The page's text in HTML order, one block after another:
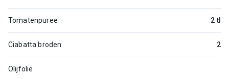
Tomatenpuree 2 tl
Ciabatta broden 2
Olijfolie